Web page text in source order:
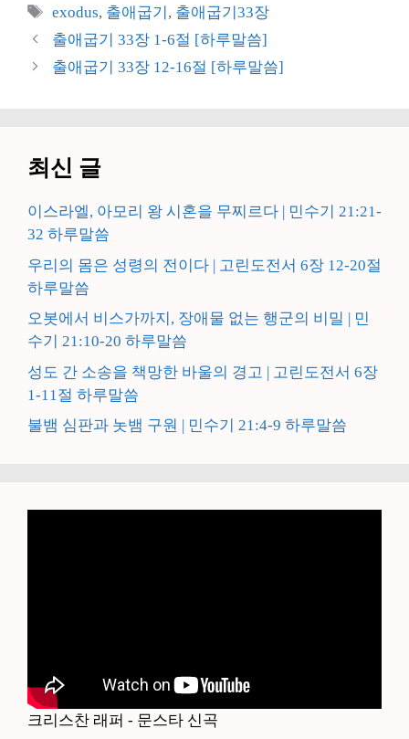
고
리
태
그
exodus, 출애굽기 , 출애굽기33장
출애굽기 33장 1-6절 [하루말씀]
출애굽기 33장 12-16절 [하루말씀]
최신 글
이스라엘, 아모리 왕 시혼을 무찌르다 | 민수기 21:21-
32 하루말씀
우리의 몸은 성령의 전이다 | 고린도전서 6장 12-20절
하루말씀
오봇에서 비스가까지, 장애물 없는 행군의 비밀 | 민
수기 21:10-20 하루말씀
성도 간 소송을 책망한 바울의 경고 | 고린도전서 6장
1-11절 하루말씀
불뱀 심판과 놋뱀 구원 | 민수기 21:4-9 하루말씀
크리스찬 래퍼 - 문스타 신곡